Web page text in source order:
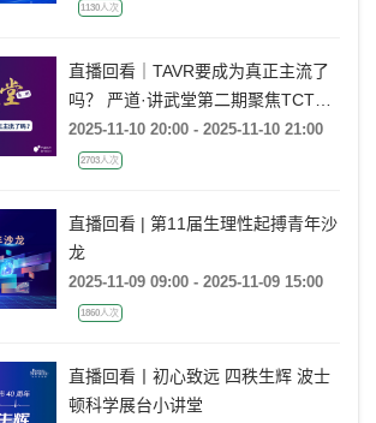
1130人次
直播回看｜TAVR要成为真正主流了
吗？ 严道·讲武堂第二期聚焦TCT
2025，深度解读PARTNER-3 研究
2025-11-10 20:00 - 2025-11-10 21:00
2703人次
直播回看 | 第11届生理性起搏青年沙
龙
2025-11-09 09:00 - 2025-11-09 15:00
1860人次
直播回看丨初心致远 四秩生辉 波士
顿科学展台小讲堂